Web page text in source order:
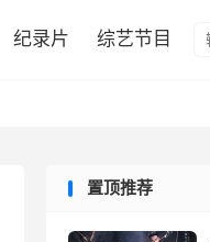
纪录片 综艺节目
置顶推荐